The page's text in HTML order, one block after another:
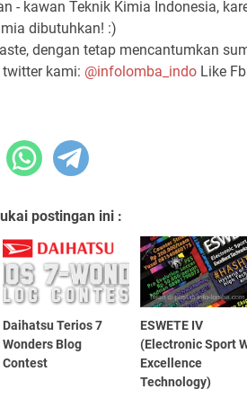
- kawan Teknik Kimia Indonesia,
dibutuhkan! :)
dengan tetap mencantumkan
kami: @infolomba_indo Like
postingan ini :
Daihatsu Terios 7
Wonders Blog
Contest
ESWETE IV
(Electronic Sport
Excellence
Technology)